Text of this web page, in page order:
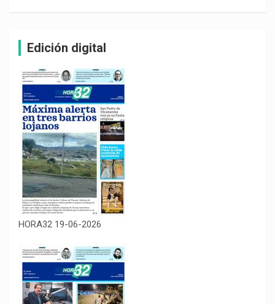
Edición digital
HORA32 19-06-2026